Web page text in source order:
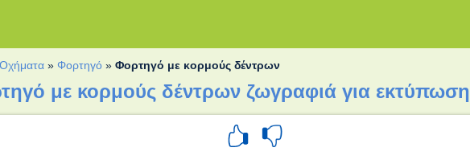
Οχήματα »Φορτηγό »Φορτηγό με κορμούς δέντρων
με κορμούς δέντρων ζωγραφιά για εκτύπωση